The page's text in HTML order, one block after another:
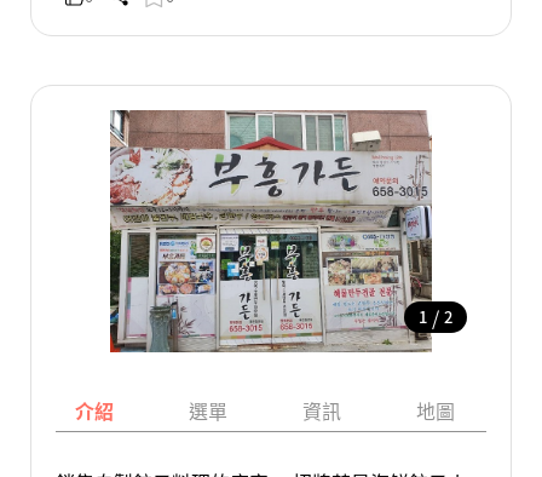
1 / 2
介紹 選單 資訊 地圖